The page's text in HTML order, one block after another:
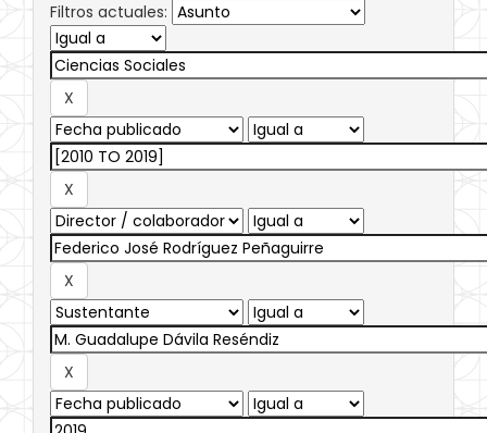
Filtros actuales: